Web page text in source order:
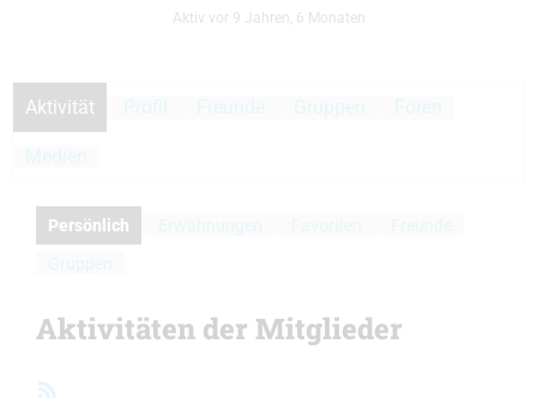
Aktiv vor 9 Jahren, 6 Monaten
Aktivität
Persönlich
Aktivitäten der Mitglieder